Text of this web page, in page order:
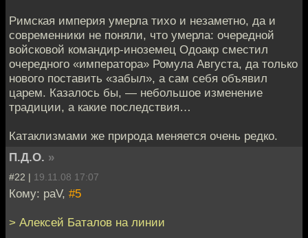
Римская империя умерла тихо и незаметно, да и
современники не поняли, что умерла: очередной
войсковой командир-иноземец Одоакр сместил
очередного «императора» Ромула Августа, да только
нового поставить «забыл», а сам себя объявил
царем. Казалось бы, — небольшое изменение
традиции, а какие последствия…
Катаклизмами же природа меняется очень редко.
П.Д.О. »
#22 | 19.11.08 17:07
Кому: paV, #5
> Алексей Баталов на линии